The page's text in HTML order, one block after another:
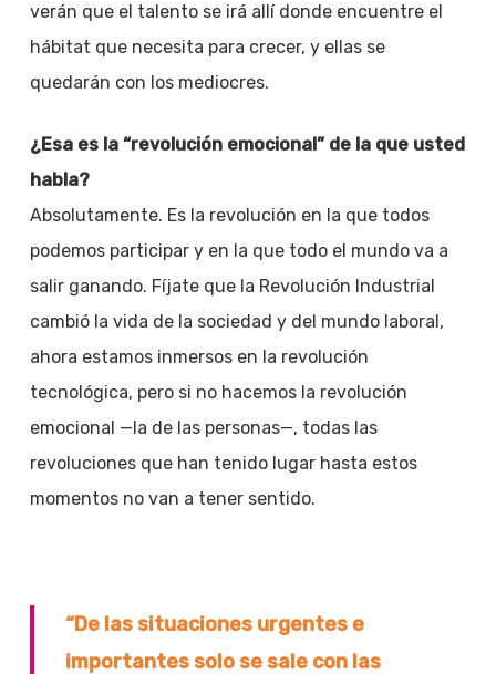
verán que el talento se irá allí donde encuentre el
hábitat que necesita para crecer, y ellas se
quedarán con los mediocres.
¿Esa es la “revolución emocional” de la que usted
habla?
Absolutamente. Es la revolución en la que todos
podemos participar y en la que todo el mundo va a
salir ganando. Fíjate que la Revolución Industrial
cambió la vida de la sociedad y del mundo laboral,
ahora estamos inmersos en la revolución
tecnológica, pero si no hacemos la revolución
emocional —la de las personas—, todas las
revoluciones que han tenido lugar hasta estos
momentos no van a tener sentido.
“De las situaciones urgentes e
importantes solo se sale con las